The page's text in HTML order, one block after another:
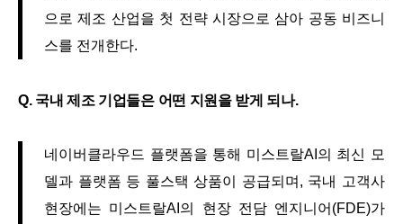
으로 제조 산업을 첫 전략 시장으로 삼아 공동 비즈니
스를 전개한다.
Q. 국내 제조 기업들은 어떤 지원을 받게 되나.
네이버클라우드 플랫폼을 통해 미스트랄AI의 최신 모
델과 플랫폼 등 풀스택 상품이 공급되며, 국내 고객사
현장에는 미스트랄AI의 현장 전담 엔지니어(FDE)가